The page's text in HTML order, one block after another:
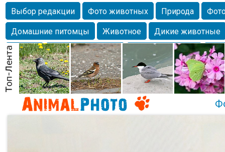
Выбор редакции Фото животных Природа
Домашние питомцы
Животное
Дикие животные
Собаки
Alexanderandronik Млекопитающие
Морда
Собачка Осень Портрет
Домашние
Насекомое
Коты Lebert Дикие птицы Утка